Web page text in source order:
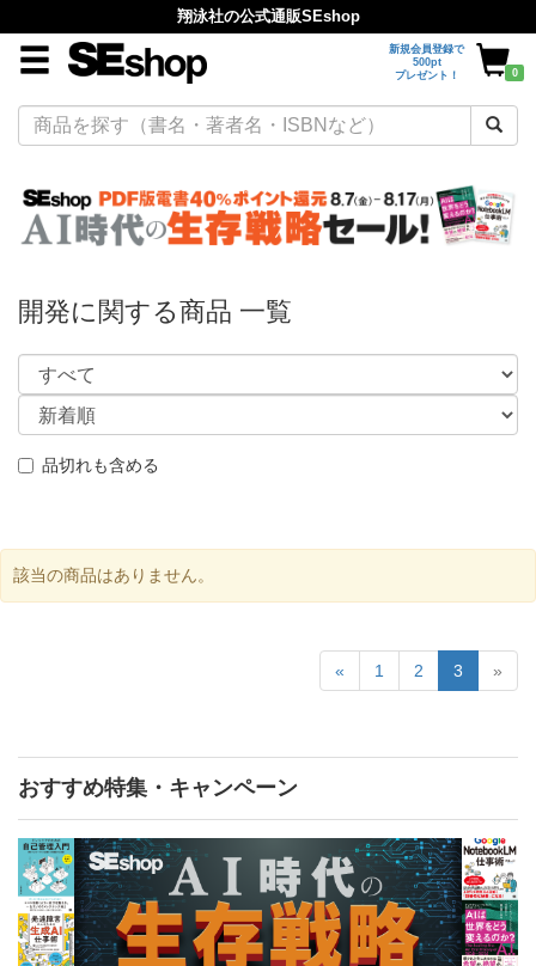
翔泳社の公式通販SEshop
新規会員登録で
500pt
プレゼント！
0
開発に関する商品 一覧
品切れも含める
該当の商品はありません。
« 1 2 3 »
おすすめ特集・キャンペーン